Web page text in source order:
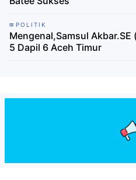
POLITIK
Mengenal,Samsul Akbar.SE
5 Dapil 6 Aceh Timur